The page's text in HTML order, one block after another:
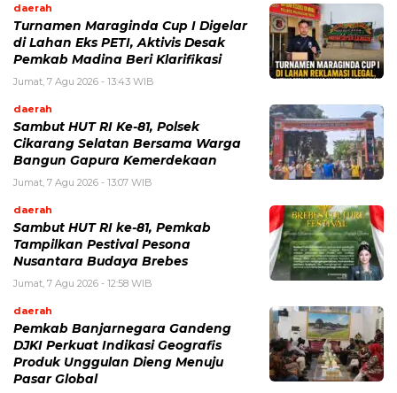
daerah
Turnamen Maraginda Cup I Digelar
di Lahan Eks PETI, Aktivis Desak
Pemkab Madina Beri Klarifikasi
Jumat, 7 Agu 2026 - 13:43 WIB
daerah
Sambut HUT RI Ke-81, Polsek
Cikarang Selatan Bersama Warga
Bangun Gapura Kemerdekaan
Jumat, 7 Agu 2026 - 13:07 WIB
daerah
Sambut HUT RI ke-81, Pemkab
Tampilkan Pestival Pesona
Nusantara Budaya Brebes
Jumat, 7 Agu 2026 - 12:58 WIB
daerah
Pemkab Banjarnegara Gandeng
DJKI Perkuat Indikasi Geografis
Produk Unggulan Dieng Menuju
Pasar Global